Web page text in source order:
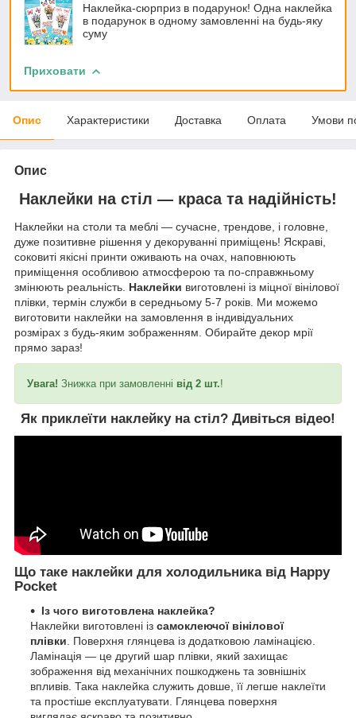
Наклейка-сюрприз в подарунок! Одна наклейка
в подарунок в одному замовленні на будь-яку
суму
Приховати
Опис Характеристики Доставка Оплата Умови
Опис
Наклейки на стіл — краса та надійність!
Наклейки на столи та меблі — сучасне, трендове, і головне,
дуже позитивне рішення у декоруванні приміщень! Яскраві,
соковиті якісні принти оживають на очах, наповнюють
приміщення особливою атмосферою та по-справжньому
змінюють реальність. Наклейки виготовлені із міцної вінілової
плівки, термін служби в середньому 5-7 років. Ми можемо
виготовити наклейки на замовлення в індивідуальних
розмірах з будь-яким зображенням. Обирайте декор мрії
прямо зараз!
Увага! Знижка при замовленні від 2 шт.!
Як приклеїти наклейку на стіл? Дивіться відео!
Що таке наклейки для холодильника від Happy
Pocket
Із чого виготовлена наклейка?
Наклейки виготовлені із самоклеючої вінілової
плівки . Поверхня глянцева із додатковою ламінацією.
Ламінація — це другий шар плівки, який захищає
зображення від механічних пошкоджень та зовнішніх
впливів. Така наклейка служить довше, її легше наклеїти
та простіше експлуатувати. Глянцева поверхня